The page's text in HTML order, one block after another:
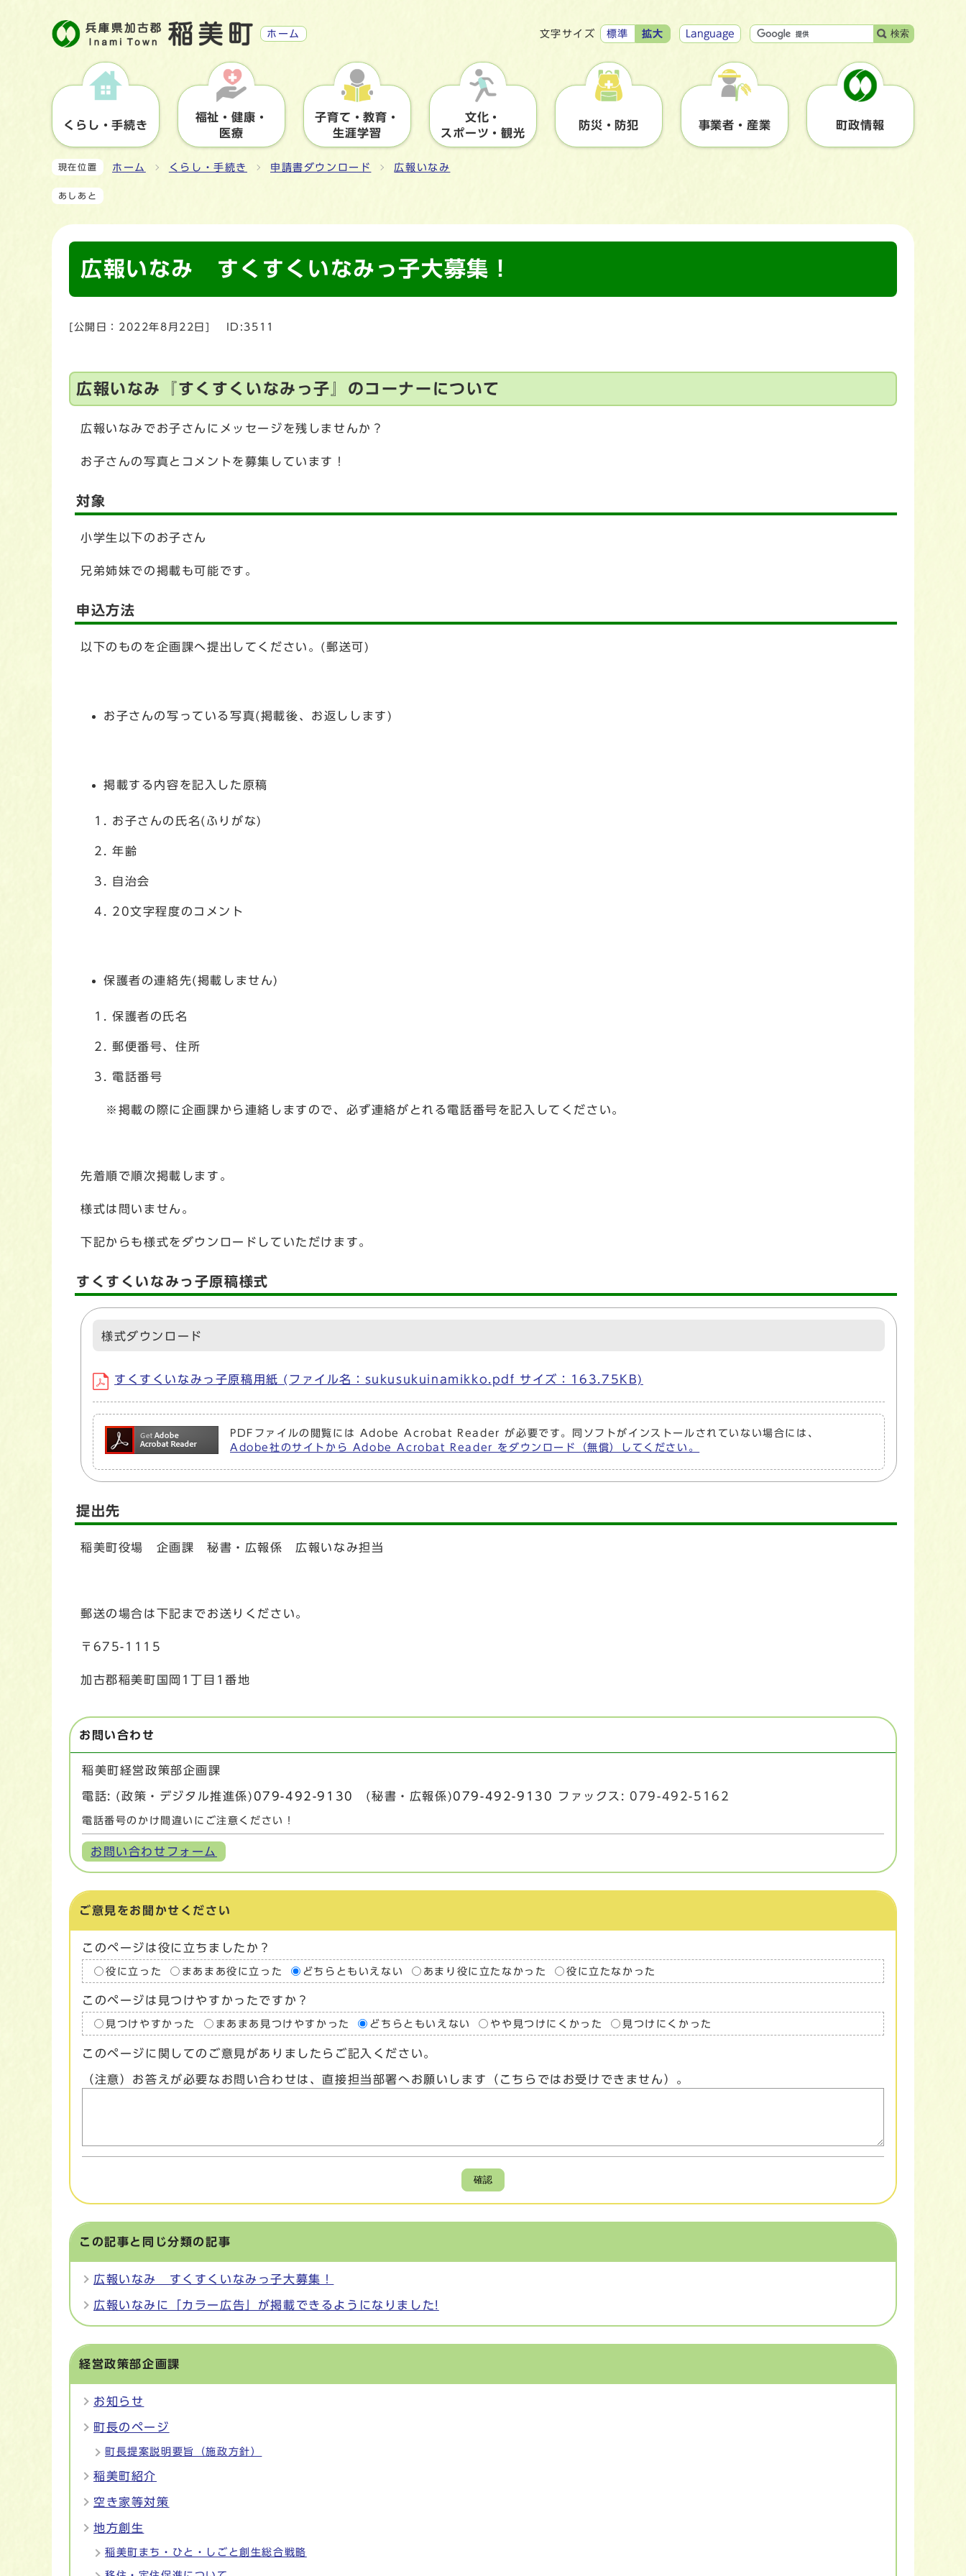
ホーム 文字サイズ 標準 拡大 Language 検索
くらし・手続き
福祉・健康・
医療
子育て・教育・
生涯学習
文化・
スポーツ・観光
防災・防犯 事業者・産業 町政情報
現在位置 ホーム くらし・手続き 申請書ダウンロード 広報いなみ
あしあと
広報いなみ すくすくいなみっ子大募集！
[公開日： 2022年8月22日 ID:3511
広報いなみ『すくすくいなみっ子』のコーナーについて
広報いなみでお子さんにメッセージを残しませんか？
お子さんの写真とコメントを募集しています！
対象
小学生以下のお子さん
兄弟姉妹での掲載も可能です。
申込方法
以下のものを企画課へ提出してください。(郵送可)
お子さんの写っている写真(掲載後、お返しします)
掲載する内容を記入した原稿
お子さんの氏名(ふりがな)
年齢
自治会
20文字程度のコメント
保護者の連絡先(掲載しません)
保護者の氏名
郵便番号、住所
電話番号
※掲載の際に企画課から連絡しますので、必ず連絡がとれる電話番号を記入してください。
先着順で順次掲載します。
様式は問いません。
下記からも様式をダウンロードしていただけます。
すくすくいなみっ子原稿様式
様式ダウンロード
すくすくいなみっ子原稿用紙 (ファイル名：sukusukuinamikko.pdf サイズ：163.75KB)
PDFファイルの閲覧には Adobe Acrobat Reader が必要です。同ソフトがインストールされていない場合には、
Adobe社のサイトから Adobe Acrobat Reader をダウンロード（無償）してください。
提出先
稲美町役場 企画課 秘書・広報係 広報いなみ担当
郵送の場合は下記までお送りください。
〒675-1115
加古郡稲美町国岡1丁目1番地
お問い合わせ
稲美町経営政策部企画課
電話: (政策・デジタル推進係) 079-492-9130 (秘書・広報係)079-492-9130 ファックス: 079-492-5162
電話番号のかけ間違いにご注意ください！
お問い合わせフォーム
ご意見をお聞かせください
このページは役に立ちましたか？
役に立った まあまあ役に立った どちらともいえない あまり役に立たなかった 役に立たなかった
このページは見つけやすかったですか？
見つけやすかった まあまあ見つけやすかった どちらともいえない やや見つけにくかった 見つけにくかった
このページに関してのご意見がありましたらご記入ください。
（注意）お答えが必要なお問い合わせは、直接担当部署へお願いします（こちらではお受けできません）。
確認
この記事と同じ分類の記事
広報いなみ すくすくいなみっ子大募集！
広報いなみに「カラー広告」が掲載できるようになりました!
経営政策部企画課
お知らせ
町長のページ
町長提案説明要旨（施政方針）
稲美町紹介
空き家等対策
地方創生
稲美町まち・ひと・しごと創生総合戦略